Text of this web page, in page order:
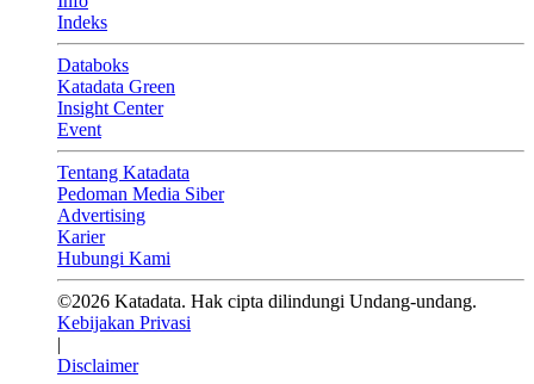
Indeks
Databoks
Katadata Green
Insight Center
Event
Tentang Katadata
Pedoman Media Siber
Advertising
Karier
Hubungi Kami
©2026 Katadata. Hak cipta dilindungi Undang-undang.
Kebijakan Privasi
|
Disclaimer